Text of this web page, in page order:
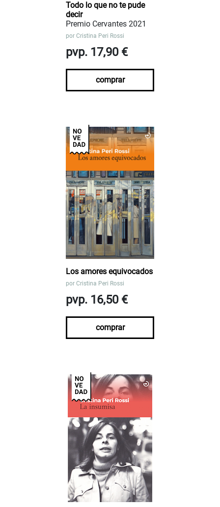
Todo lo que no te pude
decir
Premio Cervantes 2021
por Cristina Peri Rossi
pvp. 17,90 €
comprar
Los amores equivocados
por Cristina Peri Rossi
pvp. 16,50 €
comprar